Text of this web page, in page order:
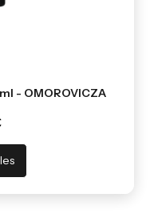
- OMOROVICZA